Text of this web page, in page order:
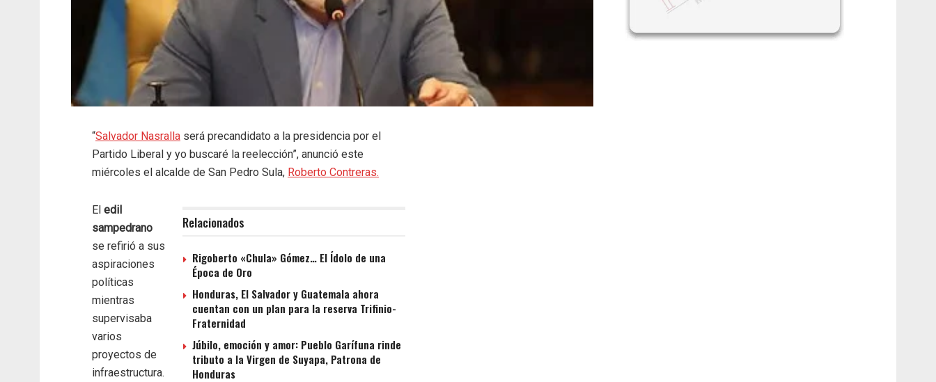
“Salvador Nasralla será precandidato a la presidencia por el
Partido Liberal y yo buscaré la reelección”, anunció este
miércoles el alcalde de San Pedro Sula, Roberto Contreras.
Relacionados
Rigoberto «Chula» Gómez… El Ídolo de una
Época de Oro
Honduras, El Salvador y Guatemala ahora
cuentan con un plan para la reserva Trifinio-
Fraternidad
Júbilo, emoción y amor: Pueblo Garífuna rinde
tributo a la Virgen de Suyapa, Patrona de
Honduras
El edil
sampedrano
se refirió a sus
aspiraciones
políticas
mientras
supervisaba
varios
proyectos de
infraestructura.